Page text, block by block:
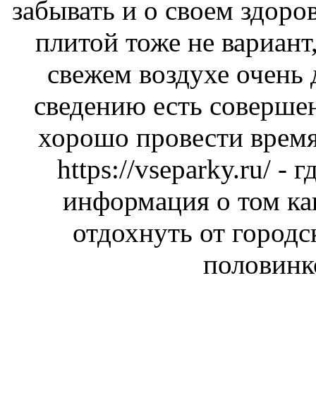
забывать и о своем
плитой тоже не
свежем воздухе
сведению есть
хорошо провести
https://vseparky.ru/ -
информация о том
отдохнуть от